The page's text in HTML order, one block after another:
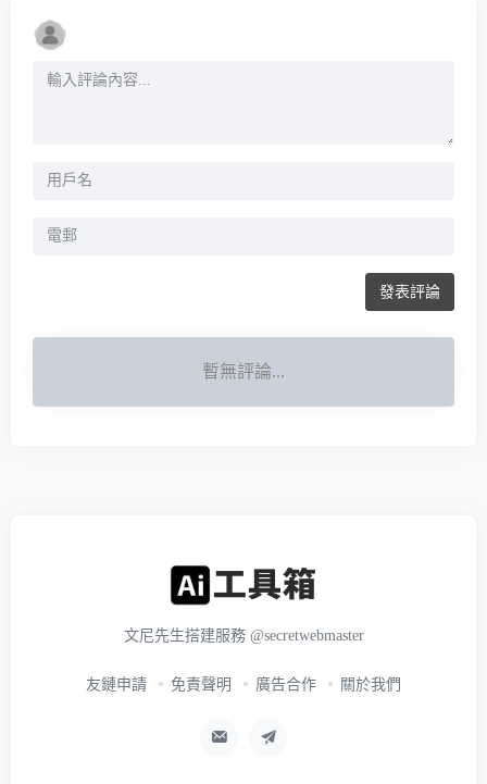
發表評論
暫無評論...
文尼先生搭建服務 @secretwebmaster
友鏈申請 免責聲明 廣告合作 關於我們